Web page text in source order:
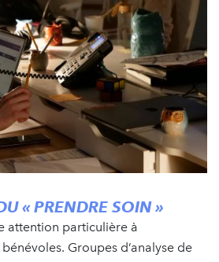
« PRENDRE SOIN »
attention particulière à
Groupes d’analyse de